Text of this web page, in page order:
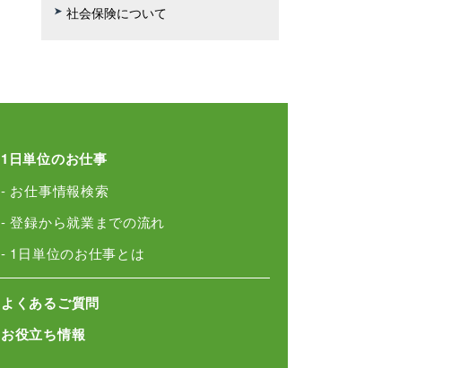
社会保険について
1日単位のお仕事
- お仕事情報検索
- 登録から就業までの流れ
- 1日単位のお仕事とは
よくあるご質問
お役立ち情報